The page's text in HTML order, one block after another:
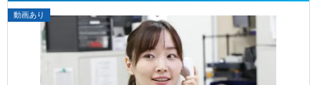
動画あり